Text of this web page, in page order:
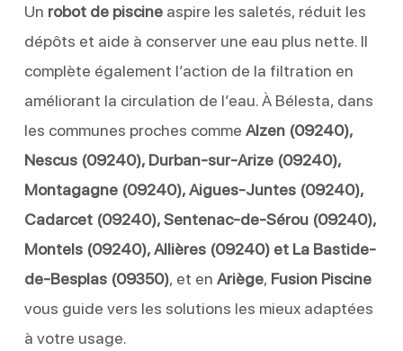
Un robot de piscineaspire les saletés, réduit les
dépôts et aide à conserver une eau plus nette. Il
complète également l’action de la filtration en
améliorant la circulation de l’eau. À Bélesta, dans
les communes proches comme Alzen (09240),
Nescus (09240), Durban-sur-Arize (09240),
Montagagne (09240), Aigues-Juntes (09240),
Cadarcet (09240), Sentenac-de-Sérou (09240),
Montels (09240), Allières (09240) et La Bastide-
de-Besplas (09350), et en Ariège, Fusion Piscine
vous guide vers les solutions les mieux adaptées
à votre usage.